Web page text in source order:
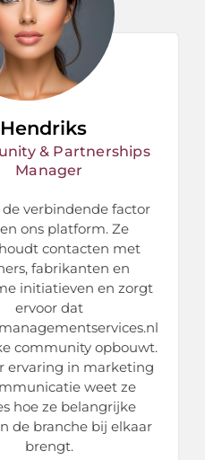
& Partnerships
Manager
de verbindende factor
ons platform. Ze
contacten met
fabrikanten en
initiatieven en zorgt
ervoor dat
community opbouwt.
ervaring in marketing
weet ze
hoe ze belangrijke
de branche bij elkaar
brengt.